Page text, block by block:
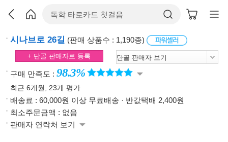
시나브로 26길 (판매 상품수 : 1,190종)
+ 단골 판매자로 등록
구매 만족도 : 98.3%
최근 6개월, 23개 평가
배송료 : 60,000원 이상 무료배송 · 반값택배 2,400원
최소주문금액 : 없음
판매자 연락처 보기